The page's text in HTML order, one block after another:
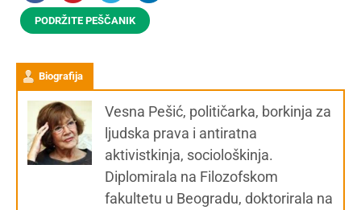
PODRŽITE PEŠČANIK
Biografija
Vesna Pešić, političarka, borkinja za
ljudska prava i antiratna
aktivistkinja, sociološkinja.
Diplomirala na Filozofskom
fakultetu u Beogradu, doktorirala na